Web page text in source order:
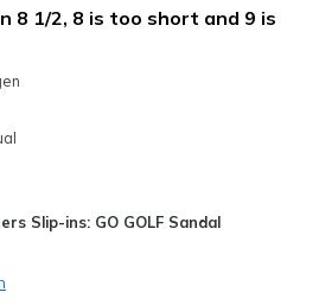
8 1/2, 8 is too short and 9 is
Slip-ins: GO GOLF Sandal